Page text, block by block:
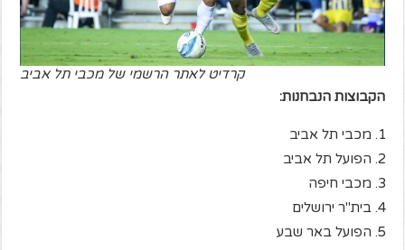
קרדיט לאתר הרשמי של מכבי תל אביב
הקבוצות הנבחנות:
מכבי תל אביב
הפועל תל אביב
מכבי חיפה
בית"ר ירושלים
הפועל באר שבע